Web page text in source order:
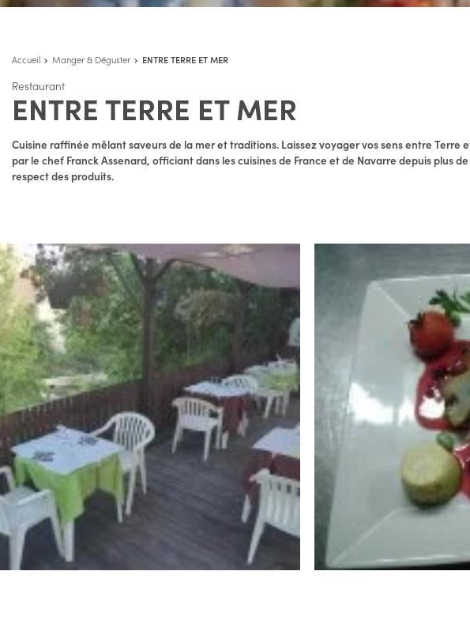
Accueil Manger & Déguster ENTRE TERRE ET MER
Restaurant
ENTRE TERRE ET MER
Cuisine raffinée mêlant saveurs de la mer et traditions. Laissez voyager vos sens entre Terre
par le chef Franck Assenard, officiant dans les cuisines de France et de Navarre depuis plus
respect des produits.